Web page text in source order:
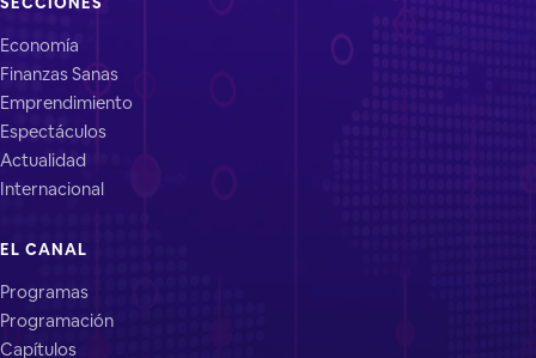
Economía
Finanzas Sanas
Emprendimiento
Espectáculos
Actualidad
Internacional
EL CANAL
Programas
Programación
Capítulos